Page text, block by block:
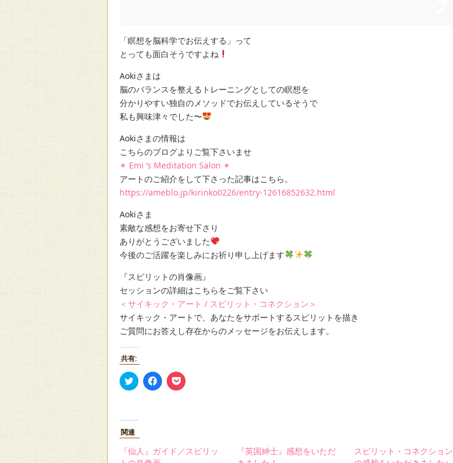
「瞑想を脳科学でお伝えする」って
とっても面白そうですよね
Aokiさまは
脳のバランスを整えるトレーニングとしての瞑想を
分かりやすい独自のメソッドでお伝えしているそうで
私も興味津々でした〜
Aokiさまの情報は
こちらのブログよりご覧下さいませ
✴︎ Emi ‘s Meditation Salon ✴︎
アートのご紹介をして下さった記事はこちら。
https://ameblo.jp/kirinko0226/entry-12616852632.html
Aokiさま
素敵な感想をお寄せ下さり
ありがとうございました
今後のご活躍を楽しみにお祈り申し上げます
『スピリットの肖像画』
セッションの詳細はこちらをご覧下さい
＜サイキック・アート / スピリット・コネクション＞
サイキック・アートで、あなたをサポートするスピリットを描き
ご質問にお答えし存在からのメッセージをお伝えします。
共有:
ク
リ
て
で
共
有
(新
Facebook
で
リ
ッ
ク
リ
ェ
ア
関連
『仙人』ガイド／スピリッ
『英国紳士』感想をいただ
スピリット・コネクション